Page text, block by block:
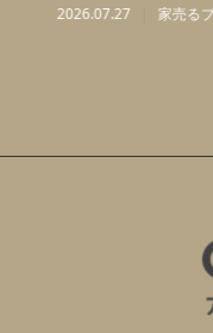
2026.07.27 家売る